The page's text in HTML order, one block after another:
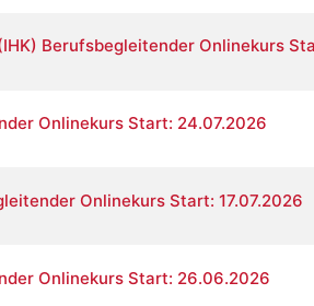
Berufsbegleitender Onlinekurs
Onlinekurs Start: 24.07.2026
Onlinekurs Start: 17.07.2026
Onlinekurs Start: 26.06.2026